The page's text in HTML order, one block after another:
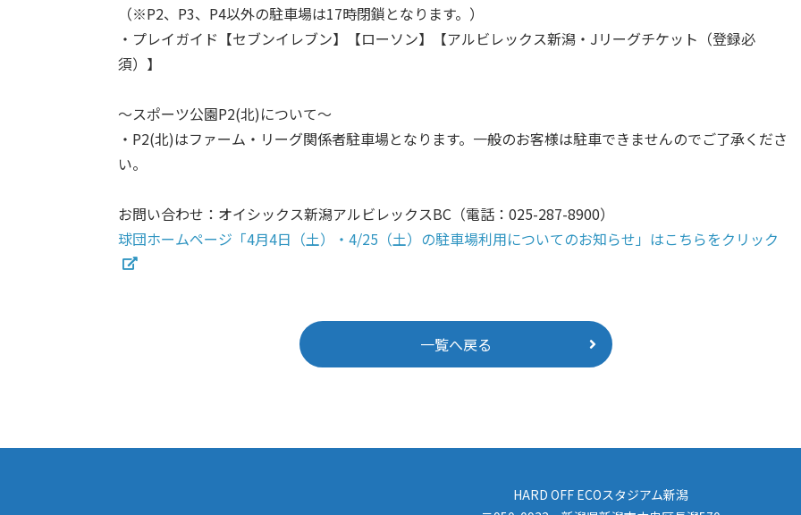
（※P2、P3、P4以外の駐車場は17時閉鎖となります。）
・プレイガイド【セブンイレブン】【ローソン】【アルビレックス新潟・Jリーグチケット（登録必
須）】
～スポーツ公園P2(北)について～
・P2(北)はファーム・リーグ関係者駐車場となります。一般のお客様は駐車できませんのでご了承くださ
い。
お問い合わせ：オイシックス新潟アルビレックスBC（電話：025-287-8900）
球団ホームページ「4月4日（土）・4/25（土）の駐車場利用についてのお知らせ」はこちらをクリック
一覧へ戻る
HARD OFF ECOスタジアム新潟